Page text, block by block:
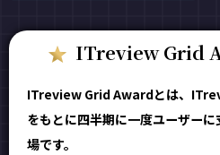
ITreview Grid
ITreview Grid Awardとは、
をもとに四半期に一度ユーザー
場です。